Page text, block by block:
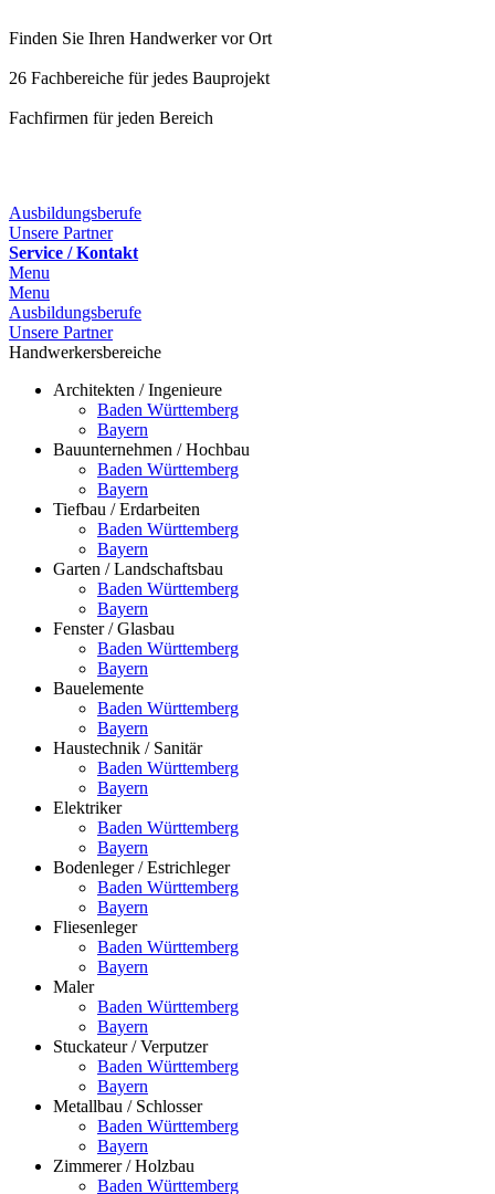
Finden Sie Ihren Handwerker vor Ort
26 Fachbereiche für jedes Bauprojekt
Fachfirmen für jeden Bereich
Ausbildungsberufe
Unsere Partner
Service / Kontakt
Menu
Menu
Ausbildungsberufe
Unsere Partner
Handwerkersbereiche
Architekten / Ingenieure
Baden Württemberg
Bayern
Bauunternehmen / Hochbau
Baden Württemberg
Bayern
Tiefbau / Erdarbeiten
Baden Württemberg
Bayern
Garten / Landschaftsbau
Baden Württemberg
Bayern
Fenster / Glasbau
Baden Württemberg
Bayern
Bauelemente
Baden Württemberg
Bayern
Haustechnik / Sanitär
Baden Württemberg
Bayern
Elektriker
Baden Württemberg
Bayern
Bodenleger / Estrichleger
Baden Württemberg
Bayern
Fliesenleger
Baden Württemberg
Bayern
Maler
Baden Württemberg
Bayern
Stuckateur / Verputzer
Baden Württemberg
Bayern
Metallbau / Schlosser
Baden Württemberg
Bayern
Zimmerer / Holzbau
Baden Württemberg